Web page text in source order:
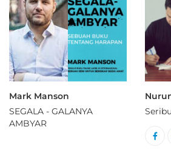
Mark Manson
SEGALA - GALANYA
AMBYAR